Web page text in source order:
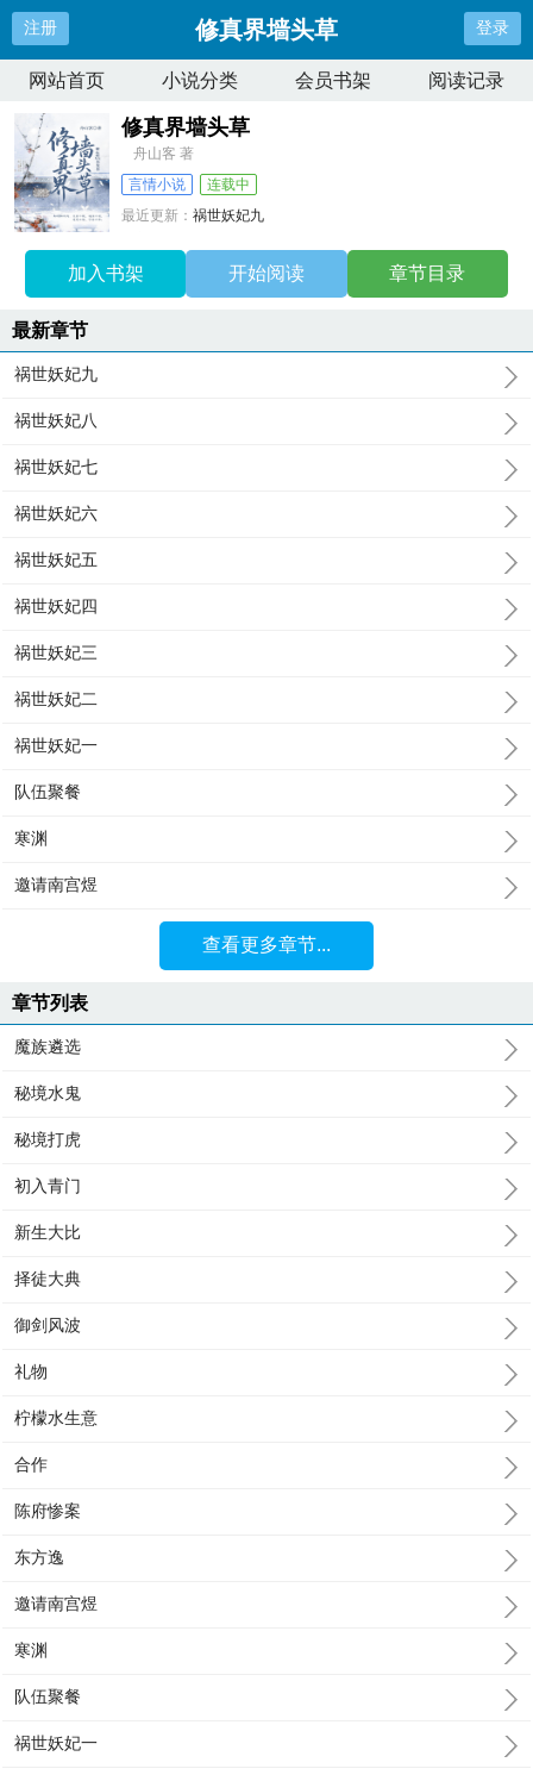
注册 修真界墙头草 登录
网站首页 小说分类 会员书架 阅读记录
修真界墙头草
舟山客 著
言情小说
连载中
最近更新：祸世妖妃九
加入书架 开始阅读 章节目录
最新章节
祸世妖妃九
祸世妖妃八
祸世妖妃七
祸世妖妃六
祸世妖妃五
祸世妖妃四
祸世妖妃三
祸世妖妃二
祸世妖妃一
队伍聚餐
寒渊
邀请南宫煜
查看更多章节...
章节列表
魔族遴选
秘境水鬼
秘境打虎
初入青门
新生大比
择徒大典
御剑风波
礼物
柠檬水生意
合作
陈府惨案
东方逸
邀请南宫煜
寒渊
队伍聚餐
祸世妖妃一